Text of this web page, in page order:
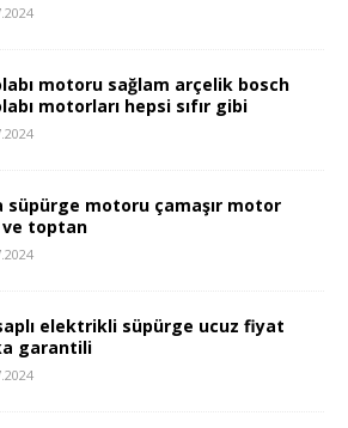
motoru sağlam arçelik bosch
motorları hepsi sıfır gibi
süpürge motoru çamaşır motor
toptan
elektrikli süpürge ucuz fiyat
garantili